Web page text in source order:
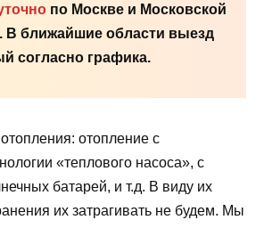
по Москве и Московской
В ближайшие области выезд
согласно графика.
отопление с
«теплового насоса», с
батарей, и т.д. В виду их
их затрагивать не будем. Мы